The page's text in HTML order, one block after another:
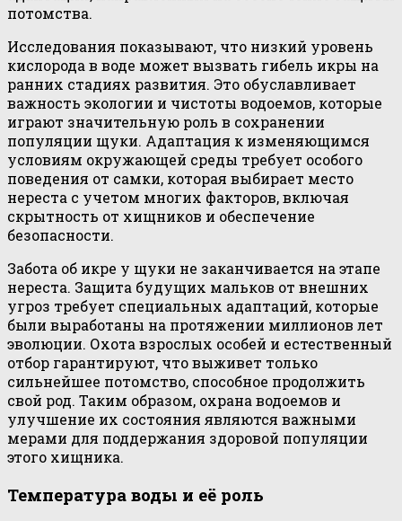
потомства.
Исследования показывают, что низкий уровень
кислорода в воде может вызвать гибель икры на
ранних стадиях развития. Это обуславливает
важность экологии и чистоты водоемов, которые
играют значительную роль в сохранении
популяции щуки. Адаптация к изменяющимся
условиям окружающей среды требует особого
поведения от самки, которая выбирает место
нереста с учетом многих факторов, включая
скрытность от хищников и обеспечение
безопасности.
Забота об икре у щуки не заканчивается на этапе
нереста. Защита будущих мальков от внешних
угроз требует специальных адаптаций, которые
были выработаны на протяжении миллионов лет
эволюции. Охота взрослых особей и естественный
отбор гарантируют, что выживет только
сильнейшее потомство, способное продолжить
свой род. Таким образом, охрана водоемов и
улучшение их состояния являются важными
мерами для поддержания здоровой популяции
этого хищника.
Температура воды и её роль